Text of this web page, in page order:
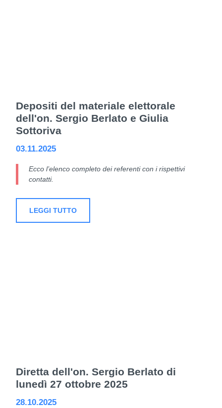
Depositi del materiale elettorale
dell'on. Sergio Berlato e Giulia
Sottoriva
03.11.2025
Ecco l’elenco completo dei referenti con i rispettivi
contatti.
LEGGI TUTTO
Diretta dell'on. Sergio Berlato di
lunedì 27 ottobre 2025
28.10.2025